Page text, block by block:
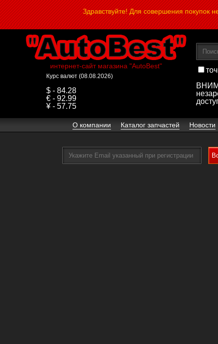
Здравствуйте! Для совершения покупок
интернет-сайт магазина "AutoBest"
Курс валют (08.08.2026)
$ - 84.28
€ - 92.99
¥ - 57.75
О компании Каталог запчастей Новости